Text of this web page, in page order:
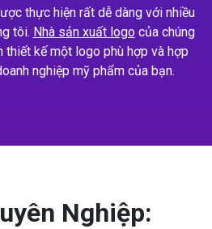
thực hiện rất dễ dàng với nhiều
tôi. Nhà sản xuất logocủa chúng
kế một logo phù hợp và hợp
nghiệp mỹ phẩm của bạn.
Nghiệp: